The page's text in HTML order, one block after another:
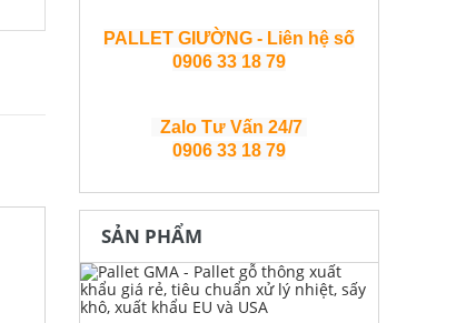
PALLET GIƯỜNG - Liên hệ số
0906 33 18 79
Zalo Tư Vấn 24/7
0906 33 18 79
SẢN PHẨM